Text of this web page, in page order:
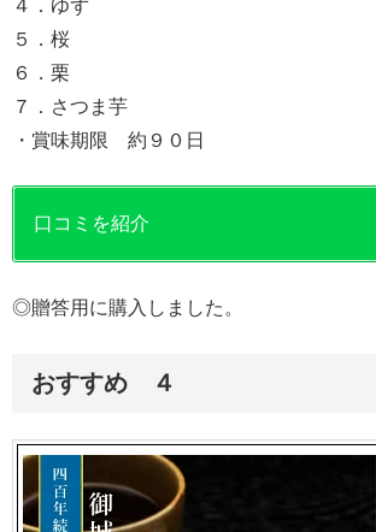
４．ゆず
５．桜
６．栗
７．さつま芋
・賞味期限 約９０日
口コミを紹介
◎贈答用に購入しました。
おすすめ ４